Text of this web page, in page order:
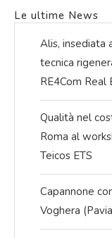
Le ultime News
Alis, insediata
tecnica
RE4Com Real
Qualità nel
Roma al
Teicos ETS
Capannone
Voghera